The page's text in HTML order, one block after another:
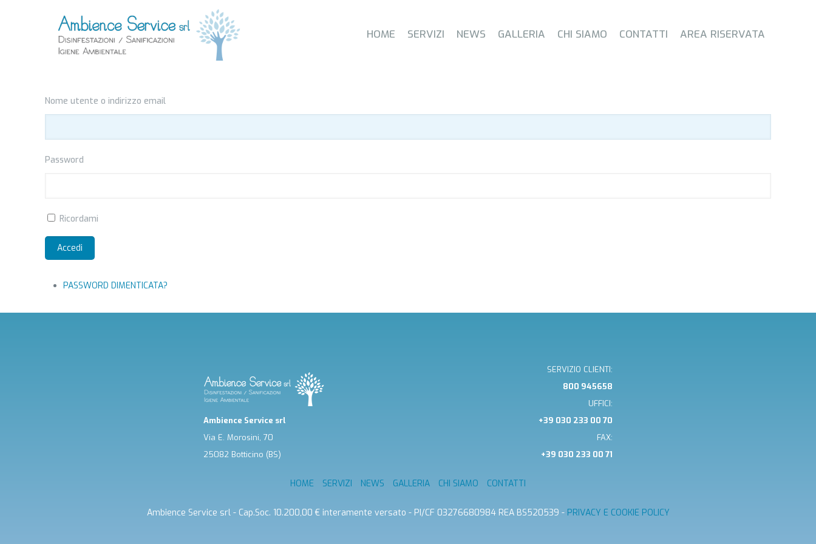
HOME SERVIZI NEWS GALLERIA CHI SIAMO CONTATTI AREA RISERVATA
Nome utente o indirizzo email
Password
Ricordami
Accedi
PASSWORD DIMENTICATA?
Ambience Service srl
Via E. Morosini, 70
25082 Botticino (BS)
SERVIZIO CLIENTI:
800 945658
UFFICI:
+39 030 233 00 70
FAX:
+39 030 233 00 71
HOME SERVIZI NEWS GALLERIA CHI SIAMO CONTATTI
Ambience Service srl - Cap.Soc. 10.200,00 € interamente versato - PI/CF 03276680984 REA BS520539 - PRIVACY E COOKIE POLICY